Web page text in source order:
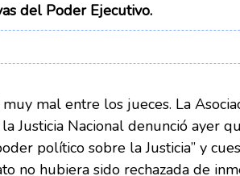
del Poder Ejecutivo.
muy mal entre los jueces. La
Justicia Nacional denunció ayer
político sobre la Justicia” y
no hubiera sido rechazada de